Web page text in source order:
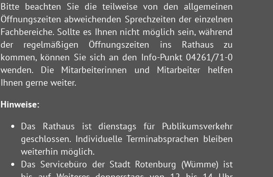
Bitte beachten Sie die teilweise von den allgemeinen
Öffnungszeiten abweichenden Sprechzeiten der einzelnen
Fachbereiche. Sollte es Ihnen nicht möglich sein, während
der regelmäßigen Öffnungszeiten ins Rathaus zu
kommen, können Sie sich an den Info-Punkt 04261/71-0
wenden. Die Mitarbeiterinnen und Mitarbeiter helfen
Ihnen gerne weiter.
Hinweise:
Das Rathaus ist dienstags für Publikumsverkehr
geschlossen. Individuelle Terminabsprachen bleiben
weiterhin möglich.
Das Servicebüro der Stadt Rotenburg (Wümme) ist